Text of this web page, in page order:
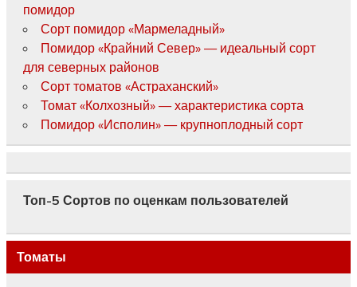
помидор
Сорт помидор «Мармеладный»
Помидор «Крайний Север» — идеальный сорт
для северных районов
Сорт томатов «Астраханский»
Томат «Колхозный» — характеристика сорта
Помидор «Исполин» — крупноплодный сорт
Топ-5 Сортов по оценкам пользователей
Томаты